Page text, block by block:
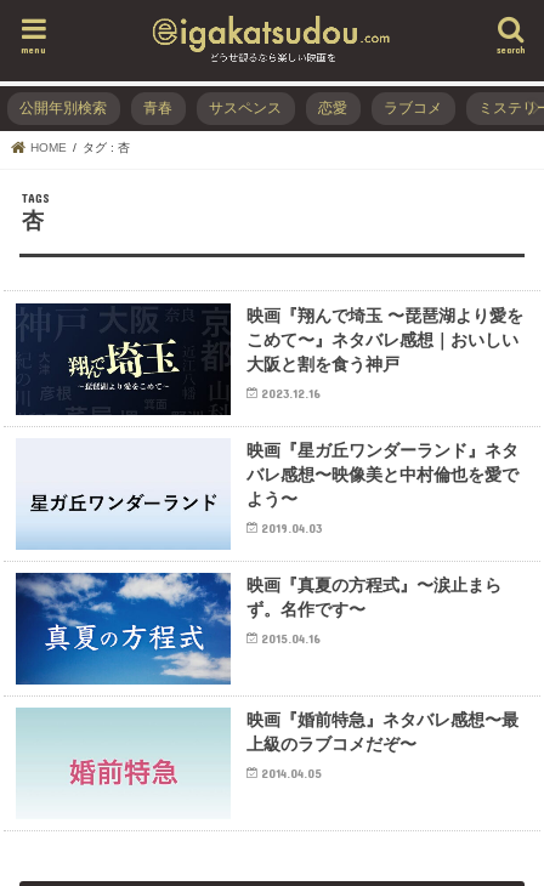
search
menu
公開年別検索 青春 サスペンス 恋愛 ラブコメ ミステリ
HOME タグ : 杏
杏
映画『翔んで埼玉 〜琵琶湖より愛を
こめて〜』ネタバレ感想｜おいしい
大阪と割を食う神戸
2023.12.16
映画『星ガ丘ワンダーランド』ネタ
バレ感想〜映像美と中村倫也を愛で
よう〜
2019.04.03
映画『真夏の方程式』〜涙止まら
ず。名作です〜
2015.04.16
映画『婚前特急』ネタバレ感想〜最
上級のラブコメだぞ〜
2014.04.05